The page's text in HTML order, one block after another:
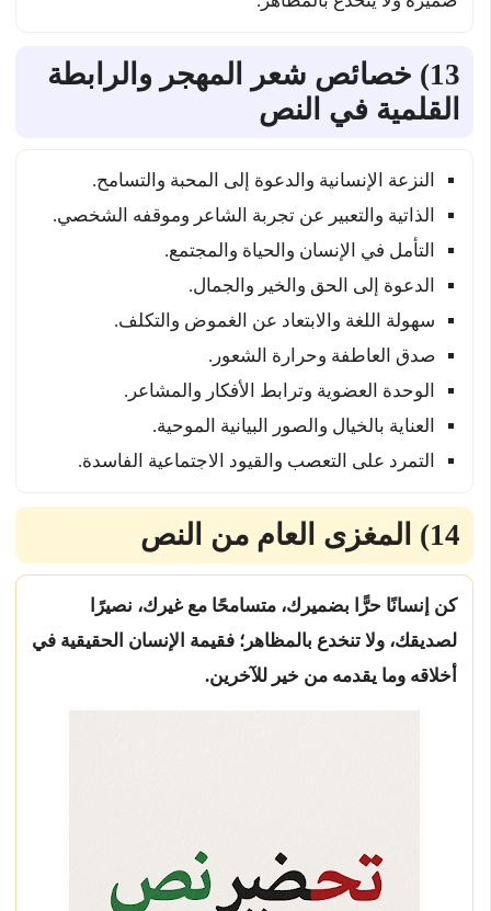
13) خصائص شعر المهجر والرابطة
القلمية في النص
النزعة الإنسانية والدعوة إلى المحبة والتسامح.
الذاتية والتعبير عن تجربة الشاعر وموقفه الشخصي.
التأمل في الإنسان والحياة والمجتمع.
الدعوة إلى الحق والخير والجمال.
سهولة اللغة والابتعاد عن الغموض والتكلف.
صدق العاطفة وحرارة الشعور.
الوحدة العضوية وترابط الأفكار والمشاعر.
العناية بالخيال والصور البيانية الموحية.
التمرد على التعصب والقيود الاجتماعية الفاسدة.
14) المغزى العام من النص
كن إنسانًا حرًّا بضميرك، متسامحًا مع غيرك، نصيرًا
لصديقك، ولا تنخدع بالمظاهر؛ فقيمة الإنسان الحقيقية في
أخلاقه وما يقدمه من خير للآخرين.